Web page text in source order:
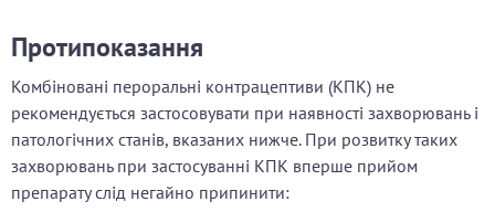
Протипоказання
Комбіновані пероральні контрацептиви (КПК) не
рекомендується застосовувати при наявності захворювань і
патологічних станів, вказаних нижче. При розвитку таких
захворювань при застосуванні КПК вперше прийом
препарату слід негайно припинити: